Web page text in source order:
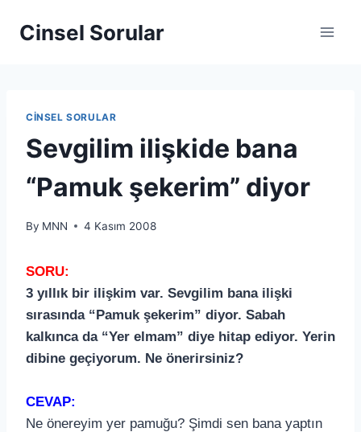
Cinsel Sorular
CINSEL SORULAR
Sevgilim ilişkide bana
“Pamuk şekerim” diyor
By MNN 4 Kasım 2008
SORU:
3 yıllık bir ilişkim var. Sevgilim bana ilişki
sırasında “Pamuk şekerim” diyor. Sabah
kalkınca da “Yer elmam” diye hitap ediyor. Yerin
dibine geçiyorum. Ne önerirsiniz?
CEVAP:
Ne önereyim yer pamuğu? Şimdi sen bana yaptın